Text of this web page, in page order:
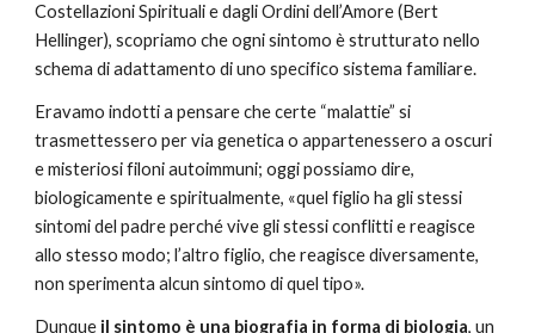
Costellazioni Spirituali e dagli Ordini dell’Amore (Bert
Hellinger), scopriamo che ogni sintomo è strutturato nello
schema di adattamento di uno specifico sistema familiare.
Eravamo indotti a pensare che certe “malattie” si
trasmettessero per via genetica o appartenessero a oscuri
e misteriosi filoni autoimmuni; oggi possiamo dire,
biologicamente e spiritualmente, «quel figlio ha gli stessi
sintomi del padre perché vive gli stessi conflitti e reagisce
allo stesso modo; l’altro figlio, che reagisce diversamente,
non sperimenta alcun sintomo di quel tipo».
Dunque il sintomo è una biografia in forma di biologia, un